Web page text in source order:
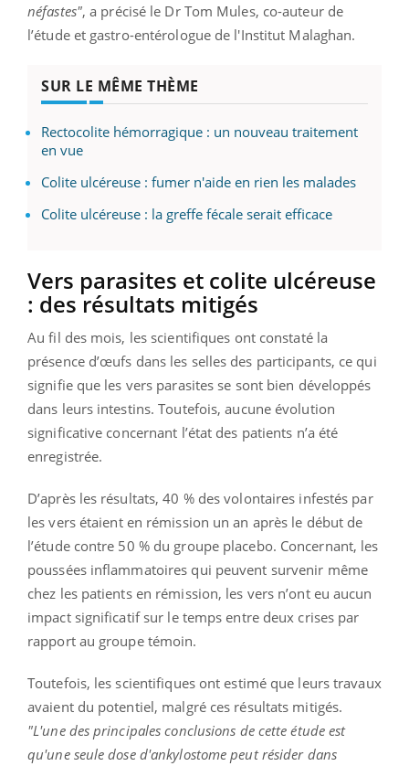
néfastes", a précisé le Dr Tom Mules, co-auteur de
l’étude et gastro-entérologue de l'Institut Malaghan.
SUR LE MÊME THÈME
Rectocolite hémorragique : un nouveau traitement
en vue
Colite ulcéreuse : fumer n'aide en rien les malades
Colite ulcéreuse : la greffe fécale serait efficace
Vers parasites et colite ulcéreuse
: des résultats mitigés
Au fil des mois, les scientifiques ont constaté la
présence d’œufs dans les selles des participants, ce qui
signifie que les vers parasites se sont bien développés
dans leurs intestins. Toutefois, aucune évolution
significative concernant l’état des patients n’a été
enregistrée.
D’après les résultats, 40 % des volontaires infestés par
les vers étaient en rémission un an après le début de
l’étude contre 50 % du groupe placebo. Concernant, les
poussées inflammatoires qui peuvent survenir même
chez les patients en rémission, les vers n’ont eu aucun
impact significatif sur le temps entre deux crises par
rapport au groupe témoin.
Toutefois, les scientifiques ont estimé que leurs travaux
avaient du potentiel, malgré ces résultats mitigés.
"L'une des principales conclusions de cette étude est
qu'une seule dose d'ankylostome peut résider dans